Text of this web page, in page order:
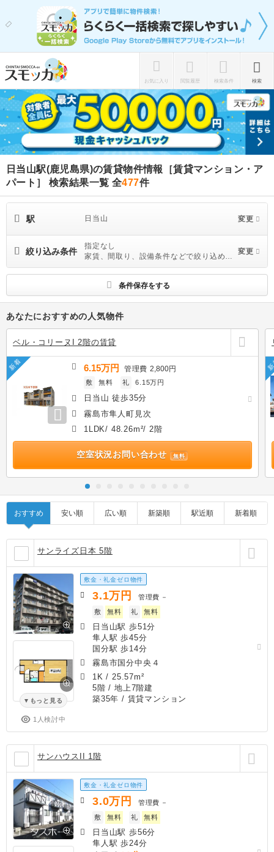
お気に入り 閲覧履歴 検索条件 検索
日当山駅(鹿児島県)の賃貸物件情報［賃貸マンション・ア
パート］ 検索結果一覧 全477件
駅 日当山 変更
絞り込み条件
指定なし
家賃、間取り、設備条件などで絞り込めま
す
変更
条件保存をする
あなたにおすすめの人気物件
ベル・コリーヌI 2階の賃貸
新着 6.15万円 管理費2,800円
敷 無料 礼 6.15万円
日当山 徒歩35分
霧島市隼人町見次
1LDK/ 48.26m²/ 2階
空室状況お問い合わせ 無料
おすすめ 安い順 広い順 新築順 駅近順 新着順
サンライズ日本 5階
もっと見る
1人検討中
敷金・礼金ゼロ物件
3.1万円 管理費 －
敷
無料 礼 無料
日当山駅 歩51分
隼人駅 歩45分
国分駅 歩14分
霧島市国分中央４
1K / 25.57m²
5階 / 地上7階建
築35年 / 賃貸マンション
サンハウスII 1階
敷金・礼金ゼロ物件
3.0万円 管理費 －
敷
無料 礼 無料
日当山駅 歩56分
隼人駅 歩24分